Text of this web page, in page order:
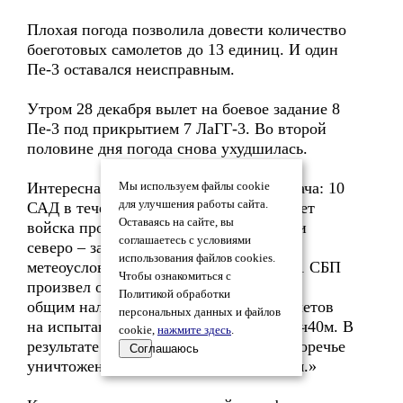
Плохая погода позволила довести количество
боеготовых самолетов до 13 единиц. И один
Пе-3 оставался неисправным.
Утром 28 декабря вылет на боевое задание 8
Пе-3 под прикрытием 7 ЛаГГ-3. Во второй
половине дня погода снова ухудшилась.
Интересная запись от 29 декабря: «Задача: 10
САД в течение дня 29.12.41г уничтожает
войска противника в районе западнее и
северо – западнее Руза. Задача из – за
метеоусловий выполнена частично. 511 СБП
произвел один боевой самолетовылет с
общим налетом 1ч10м и 5 самолетовылетов
на испытание бомб с общим налетом 1ч40м. В
результате бомбардировки в деревне Поречье
уничтожено до 2-3 автомашин с грузом.»
Мы используем файлы cookie
для улучшения работы сайта.
Оставаясь на сайте, вы
соглашаетесь с условиями
использования файлов cookies.
Чтобы ознакомиться с
Политикой обработки
персональных данных и файлов
cookie, нажмите здесь.
Соглашаюсь